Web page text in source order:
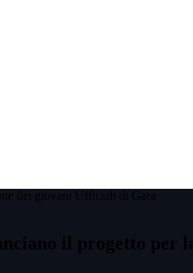
dei giovani Ufficiali di Gara
il progetto per